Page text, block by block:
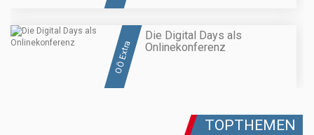
OÖ Extra
Die Digital Days als
Onlinekonferenz
TOPTHEMEN